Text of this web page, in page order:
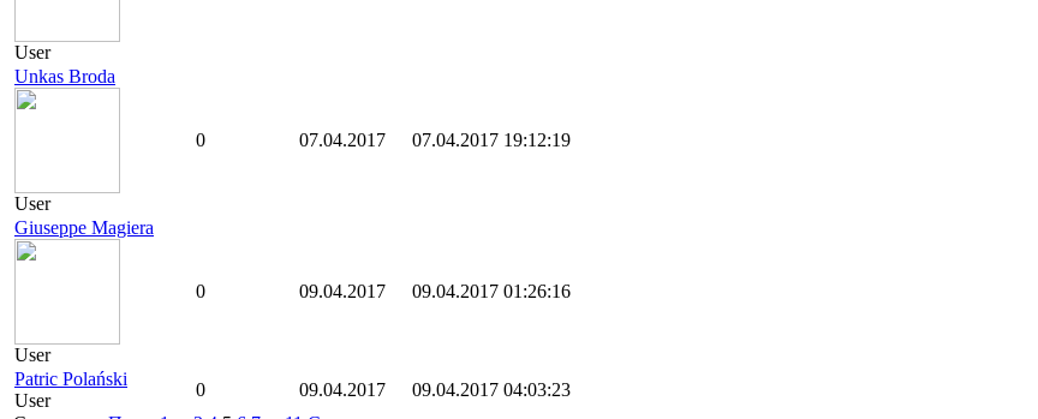
User
Unkas Broda
User
0 07.04.2017 07.04.2017 19:12:19
Giuseppe Magiera
User
0 09.04.2017 09.04.2017 01:26:16
Patric Polański
User
0 09.04.2017
09.04.2017 04:03:23